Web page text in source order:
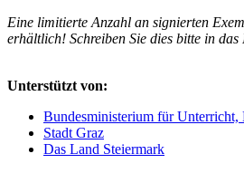
Eine limitierte Anzahl an signierten
erhältlich! Schreiben Sie dies bitte in
Unterstützt von:
Bundesministerium für
Stadt Graz
Das Land Steiermark